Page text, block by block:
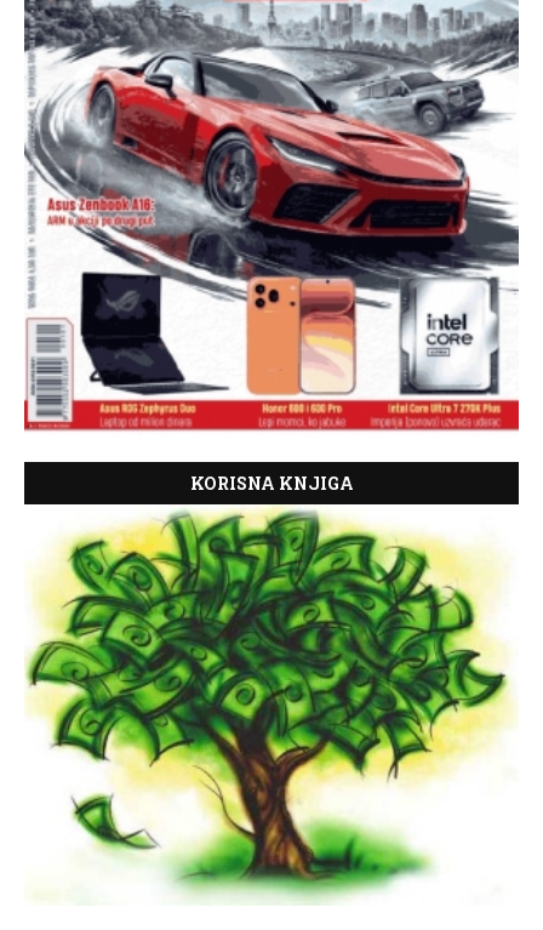
KORISNA KNJIGA